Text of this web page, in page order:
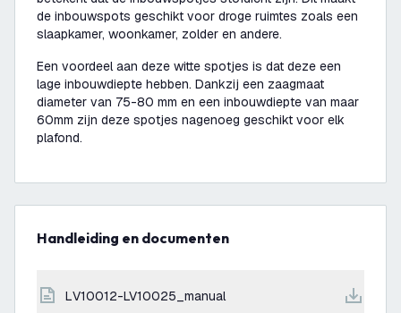
de inbouwspots geschikt voor droge ruimtes zoals een
slaapkamer, woonkamer, zolder en andere.
Een voordeel aan deze witte spotjes is dat deze een
lage inbouwdiepte hebben. Dankzij een zaagmaat
diameter van 75-80 mm en een inbouwdiepte van maar
60mm zijn deze spotjes nagenoeg geschikt voor elk
plafond.
Handleiding en documenten
LV10012-LV10025_manual